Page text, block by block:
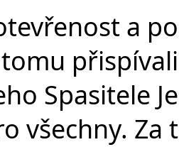
a
Spasitele
všechny. Za